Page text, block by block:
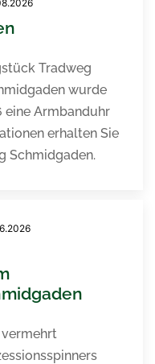
Tradweg
wurde
eine Armbanduhr
erhalten Sie
Schmidgaden.